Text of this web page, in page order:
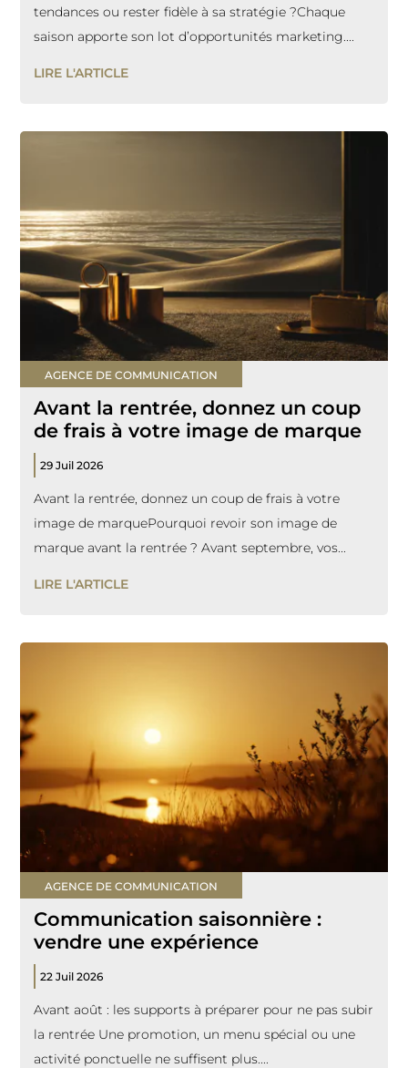
tendances ou rester fidèle à sa stratégie ?Chaque
saison apporte son lot d’opportunités marketing....
LIRE L'ARTICLE
AGENCE DE COMMUNICATION
Avant la rentrée, donnez un coup
de frais à votre image de marque
29 Juil 2026
Avant la rentrée, donnez un coup de frais à votre
image de marquePourquoi revoir son image de
marque avant la rentrée ? Avant septembre, vos...
LIRE L'ARTICLE
AGENCE DE COMMUNICATION
Communication saisonnière :
vendre une expérience
22 Juil 2026
Avant août : les supports à préparer pour ne pas subir
la rentrée Une promotion, un menu spécial ou une
activité ponctuelle ne suffisent plus....